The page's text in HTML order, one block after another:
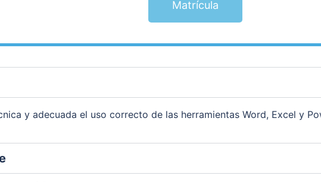
Matrícula
y adecuada el uso correcto de las herramientas Word, Excel y